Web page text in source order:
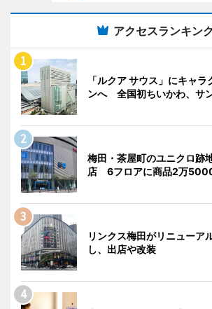
アクセスランキン
「ルクア サウス」にキャ
ンへ 全国初ちいかわ、サ
梅田・茶屋町のユニクロ跡
店 6フロアに商品2万
リンクス梅田がリニュー
し、出店や改装